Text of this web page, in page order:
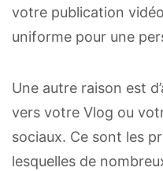
votre publication
uniforme pour une
Une autre raison est
vers votre Vlog ou
sociaux. Ce sont les
lesquelles de